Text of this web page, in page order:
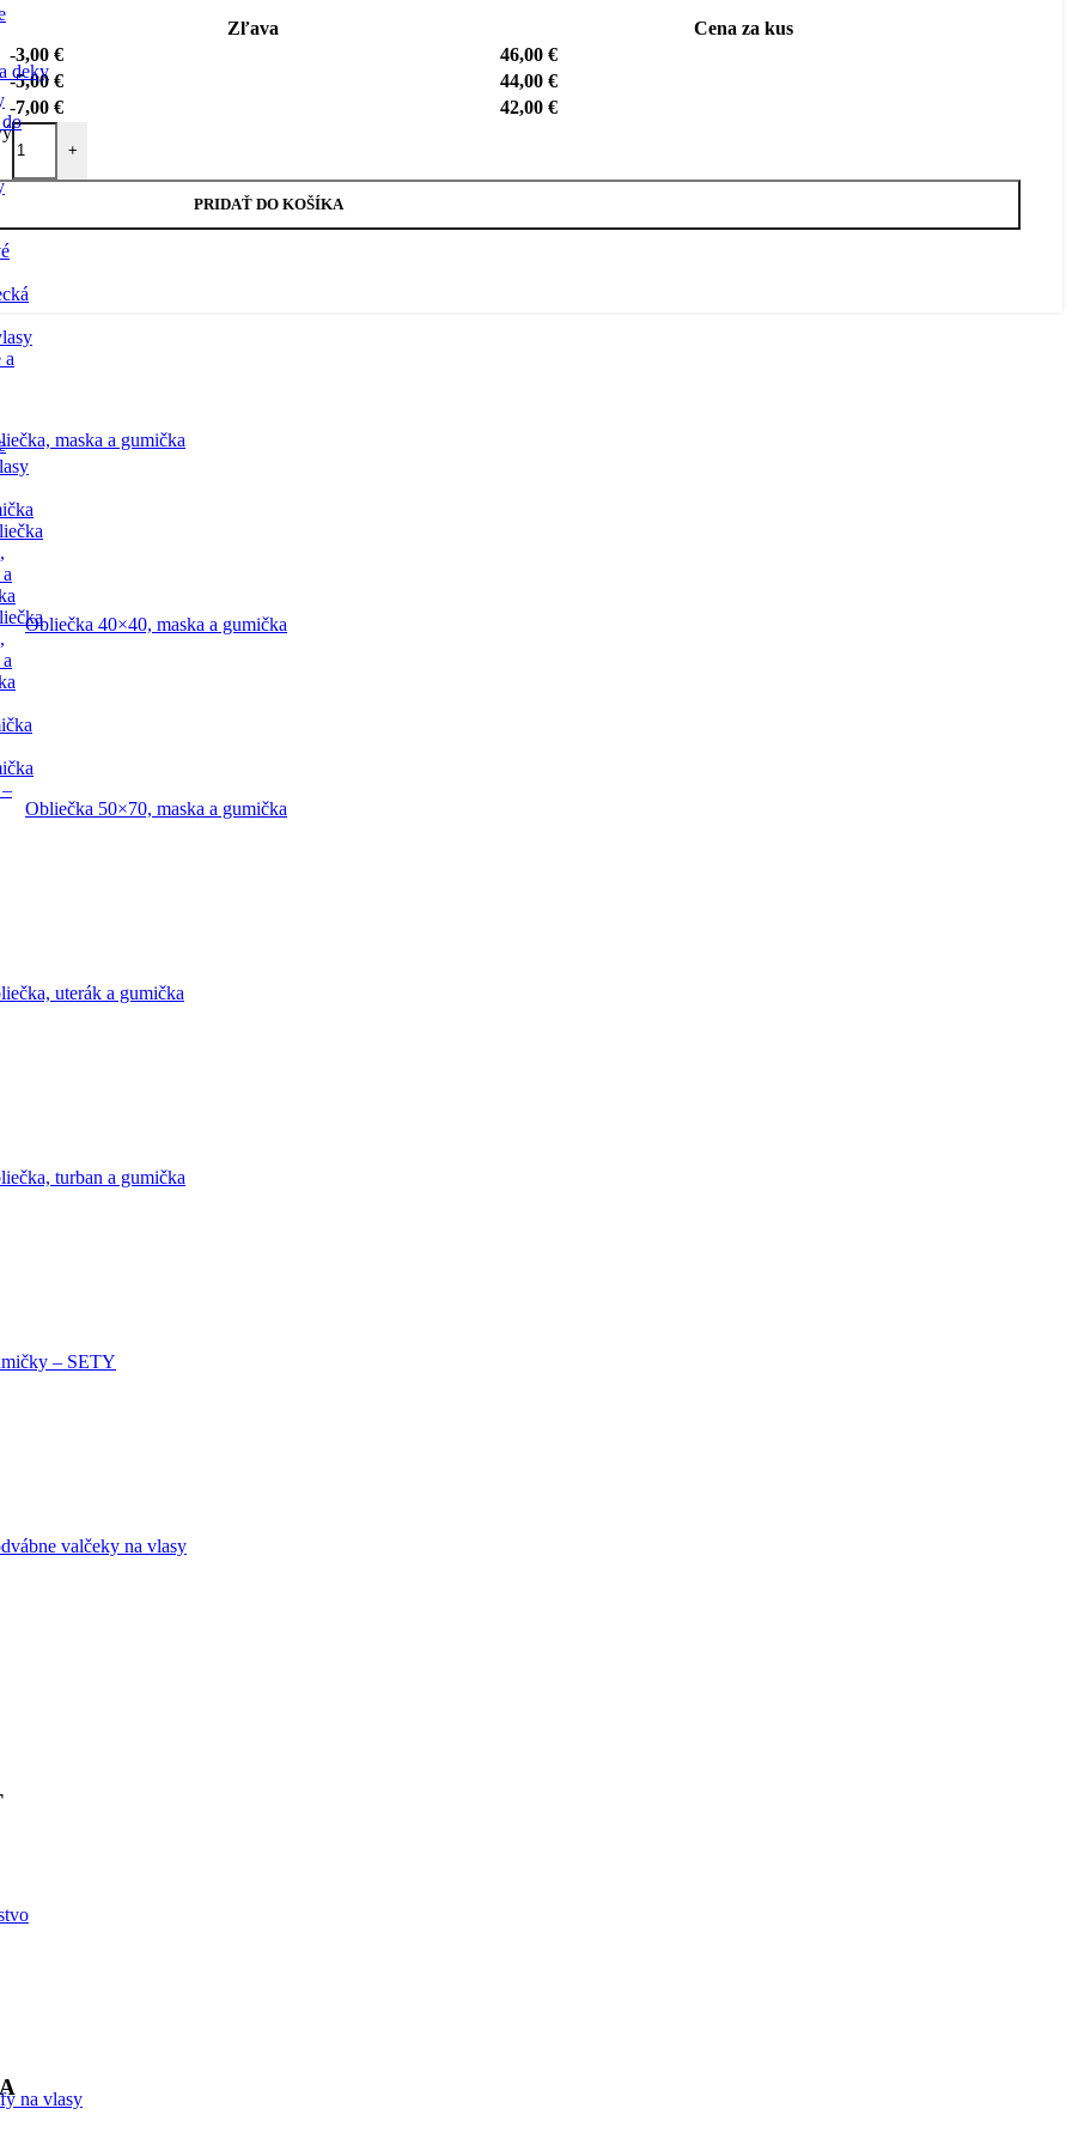
deky
maska a gumička
Obliečka 40×40, maska a gumička
Obliečka 50×70, maska a gumička
uterák a gumička
turban a gumička
– SETY
valčeky na vlasy
na vlasy
a
Zľava
Cena za kus
-3,00 € 46,00 €
-5,00 € 44,00 €
-7,00 € 42,00 €
+
PRIDAŤ DO KOŠÍKA